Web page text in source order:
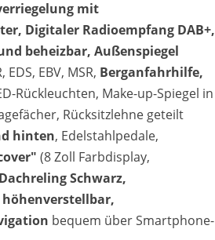
mit
Digitaler Radioempfang DAB+,
beheizbar, Außenspiegel
EDS, EBV, MSR, Berganfahrhilfe,
Rückleuchten, Make-up-Spiegel in
Rücksitzlehne geteilt
hinten, Edelstahlpedale,
(8 Zoll Farbdisplay,
Schwarz,
bequem über Smartphone-